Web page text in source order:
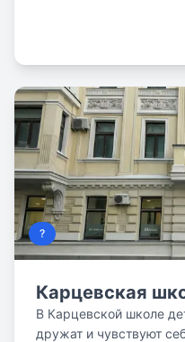
формат занятий. Они с
уроки, проводят время
?
Карцевская
В Карцевской школе
дружат и чувствуют